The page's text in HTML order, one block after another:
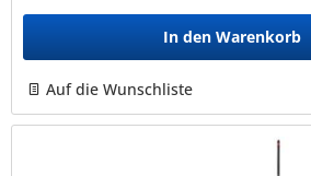
In den Warenkorb
Auf die Wunschliste